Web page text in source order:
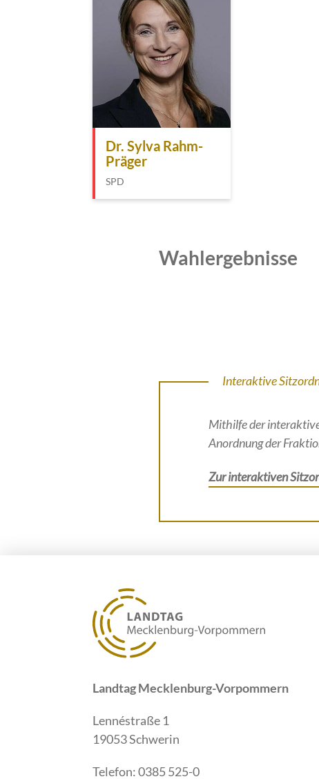
Dr. Sylva Rahm-
Präger
SPD
Wahlergebnisse
Interaktive
Mithilfe der
Anordnung der
Zur interaktiven
Landtag Mecklenburg-Vorpommern
Lennéstraße 1
19053 Schwerin
Telefon: 0385 525-0